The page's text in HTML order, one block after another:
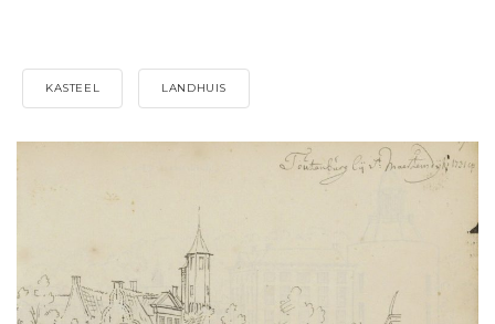
KASTEEL LANDHUIS